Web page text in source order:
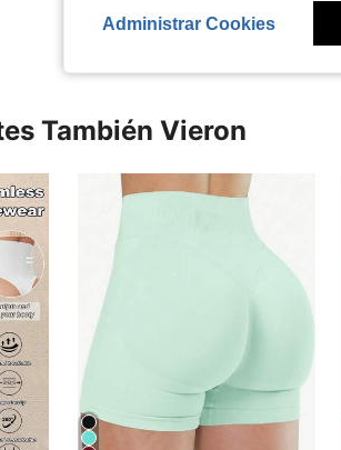
También Vieron
Administrar Cookies